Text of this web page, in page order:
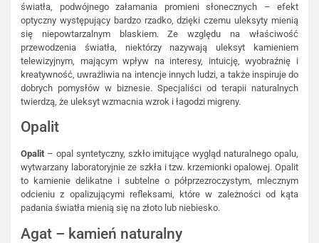
światła, podwójnego załamania promieni słonecznych – efekt
optyczny występujący bardzo rzadko, dzięki czemu uleksyty mienią
się niepowtarzalnym blaskiem. Ze względu na właściwość
przewodzenia światła, niektórzy nazywają uleksyt kamieniem
telewizyjnym, mającym wpływ na interesy, intuicję, wyobraźnię i
kreatywność, uwrażliwia na intencje innych ludzi, a także inspiruje do
dobrych pomysłów w biznesie. Specjaliści od terapii naturalnych
twierdzą, że uleksyt wzmacnia wzrok i łagodzi migreny.
Opalit
Opalit – opal syntetyczny, szkło imitujące wygląd naturalnego opalu,
wytwarzany laboratoryjnie ze szkła i tzw. krzemionki opalowej. Opalit
to kamienie delikatne i subtelne o półprzezroczystym, mlecznym
odcieniu z opalizującymi refleksami, które w zależności od kąta
padania światła mienią się na złoto lub niebiesko.
Agat – kamień naturalny